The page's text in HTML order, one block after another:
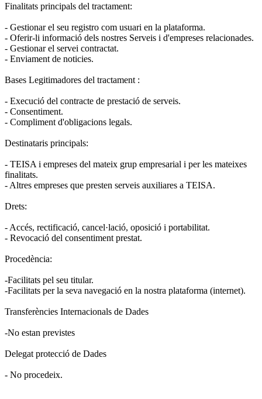
Finalitats principals del tractament:
- Gestionar el seu registro com usuari en la plataforma.
- Oferir-li informació dels nostres Serveis i d'empreses relacionades.
- Gestionar el servei contractat.
- Enviament de noticies.
Bases Legitimadores del tractament :
- Execució del contracte de prestació de serveis.
- Consentiment.
- Compliment d'obligacions legals.
Destinataris principals:
- TEISA i empreses del mateix grup empresarial i per les mateixes
finalitats.
- Altres empreses que presten serveis auxiliares a TEISA.
Drets:
- Accés, rectificació, cancel·lació, oposició i portabilitat.
- Revocació del consentiment prestat.
Procedència:
-Facilitats pel seu titular.
-Facilitats per la seva navegació en la nostra plataforma (internet).
Transferències Internacionals de Dades
-No estan previstes
Delegat protecció de Dades
- No procedeix.